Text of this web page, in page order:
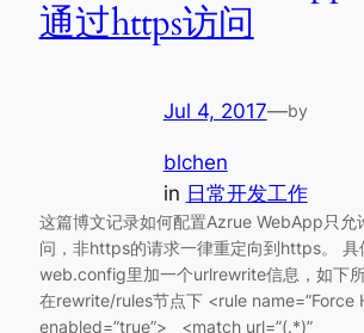
通过https访问
Jul 4, 2017—by
blchen
in 日常开发工作
这篇博文记录如何配置Azrue WebApp只允
问，非https的请求一律重定向到https。 具
web.config里加一个urlrewrite信息，如下
在rewrite/rules节点下 <rule name=”Force
enabled=”true”> <match url=”(.*)”